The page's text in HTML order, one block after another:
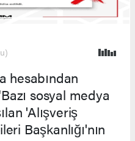
hesabından
sosyal medya
'Alışveriş
Başkanlığı'nın